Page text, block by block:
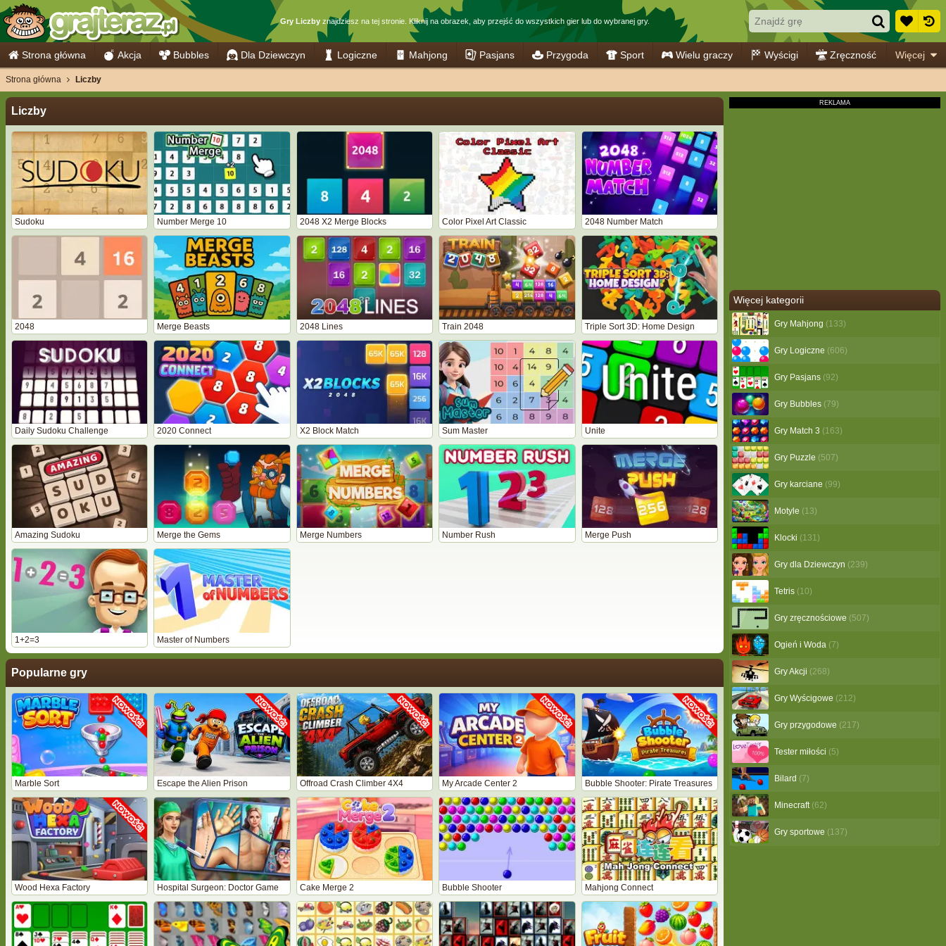
Gry Liczby znajdziesz na tej stronie. Kliknij na obrazek, aby przejść do wszystkich gier lub do wybranej gry.
Strona główna Akcja Bubbles Dla Dziewczyn Logiczne Mahjong Pasjans Przygoda Sport Wielu graczy Wyścigi Zręczność Więcej
Liczby
Sudoku Number Merge 10 2048 X2 Merge Blocks Color Pixel Art Classic 2048 Number Match
2048 Merge Beasts 2048 Lines Train 2048 Triple Sort 3D: Home Design
Daily Sudoku Challenge 2020 Connect X2 Block Match Sum Master Unite
Amazing Sudoku Merge the Gems Merge Numbers Number Rush Merge Push
1+2=3 Master of Numbers
Popularne gry
Marble Sort Escape the Alien Prison Offroad Crash Climber 4X4 My Arcade Center 2 Bubble Shooter: Pirate Treasures
Wood Hexa Factory Hospital Surgeon: Doctor Game Cake Merge 2 Bubble Shooter Mahjong Connect
Więcej kategorii
Gry Mahjong (133)
Gry Logiczne (606)
Gry Pasjans (92)
Gry Bubbles (79)
Gry Match 3 (163)
Gry Puzzle (507)
Gry karciane (99)
Motyle (13)
Klocki (131)
Gry dla Dziewczyn (239)
Tetris (10)
Gry zręcznościowe (507)
Ogień i Woda (7)
Gry Akcji (268)
Gry Wyścigowe (212)
Gry przygodowe (217)
Tester miłości (5)
Bilard (7)
Minecraft (62)
Gry sportowe (137)
Strona główna Liczby